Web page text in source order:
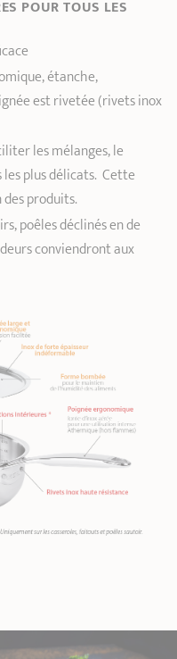
POUR TOUS LES
étanche,
est rivetée (rivets inox
les mélanges, le
les plus délicats. Cette
produits.
poêles déclinés en de
conviendront aux